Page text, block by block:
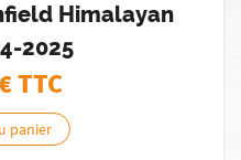
Himalayan
2025
TTC
panier